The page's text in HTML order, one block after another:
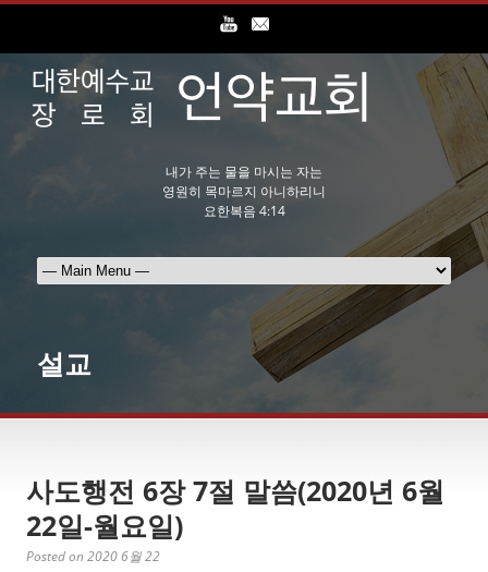
내가 주는 물을 마시는 자는
영원히 목마르지 아니하리니
요한복음 4:14
설교
사도행전 6장 7절 말씀(2020년 6월
22일-월요일)
Posted on 2020 6월 22